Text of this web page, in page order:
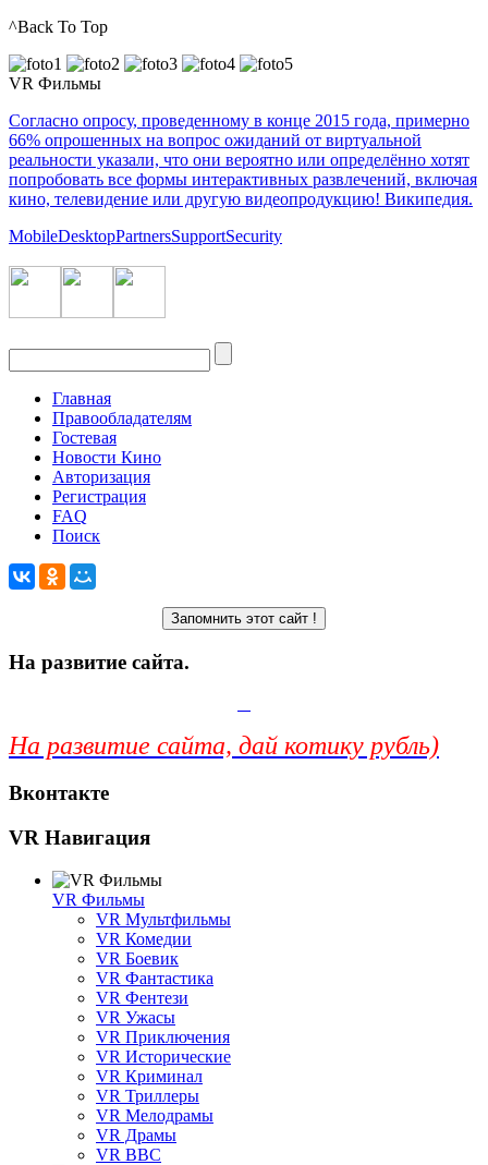
^Back To Top
VR Фильмы
Согласно опросу, проведенному в конце 2015 года, примерно
66% опрошенных на вопрос ожиданий от виртуальной
реальности указали, что они вероятно или определённо хотят
попробовать все формы интерактивных развлечений, включая
кино, телевидение или другую видеопродукцию! Википедия.
MobileDesktopPartnersSupportSecurity
Главная
Правообладателям
Гостевая
Новости Кино
Авторизация
Регистрация
FAQ
Поиск
На развитие сайта.
На развитие сайта, дай котику рубль)
Вконтакте
VR Навигация
VR Фильмы
VR Мультфильмы
VR Комедии
VR Боевик
VR Фантастика
VR Фентези
VR Ужасы
VR Приключения
VR Исторические
VR Криминал
VR Триллеры
VR Мелодрамы
VR Драмы
VR BBC